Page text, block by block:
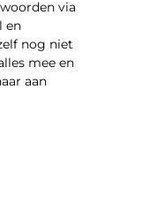
via
en
nog niet
mee en
aan